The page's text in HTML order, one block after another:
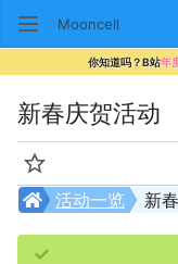
Mooncell
你知道吗？B站年
新春庆贺活动
监视
新
活动一览